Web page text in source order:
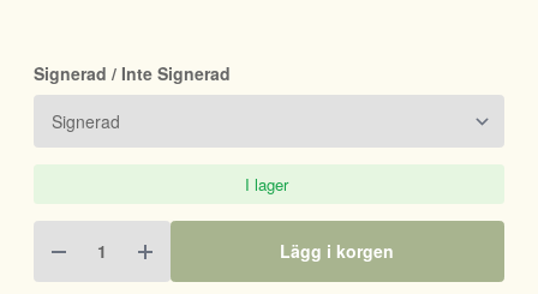
Signerad / Inte Signerad
I lager
Lägg i korgen